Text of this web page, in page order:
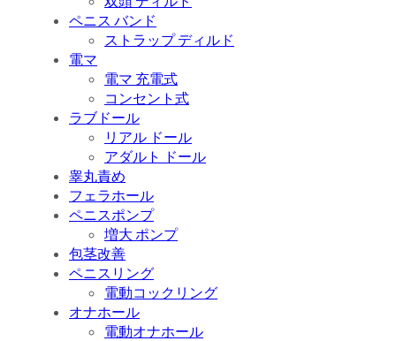
ペニス バンド
ストラップ ディルド
電マ
電マ 充電式
コンセント式
ラブドール
リアル ドール
アダルト ドール
睾丸責め
フェラホール
ペニスポンプ
増大 ポンプ
包茎改善
ペニスリング
電動コックリング
オナホール
電動オナホール